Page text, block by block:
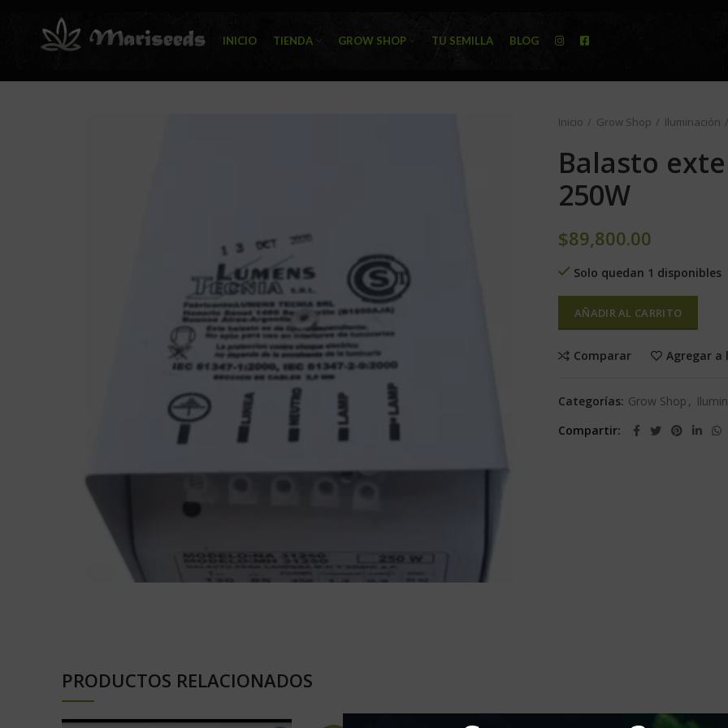
INICIO TIENDA GROW SHOP TU SEMILLA BLOG
Inicio Grow Shop Iluminación
Balasto
250W
$89,800.00
Solo quedan 1 disponibles
AÑADIR AL CARRITO
Comparar Agregar a
Categorías: Grow Shop ,
Compartir
PRODUCTOS RELACIONADOS